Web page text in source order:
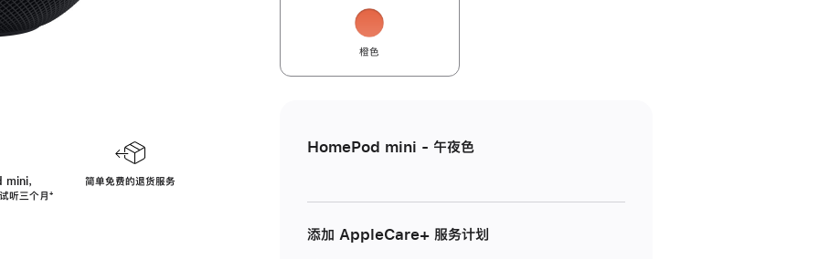
，
听三个月脚
⁺
简单免费的退货服务
橙色
HomePod mini - 午夜色
添加 AppleCare+ 服务计划